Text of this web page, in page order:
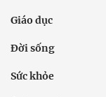
Giáo dục
Đời sống
Sức khỏe